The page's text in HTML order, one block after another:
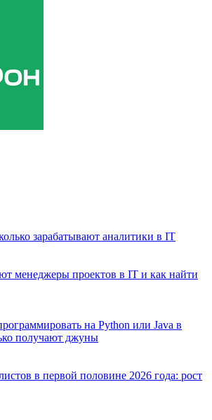
зарабатывают аналитики в IT
менеджеры проектов в IT и как найти
на Python или Java в
получают джуны
в первой половине 2026 года: рост